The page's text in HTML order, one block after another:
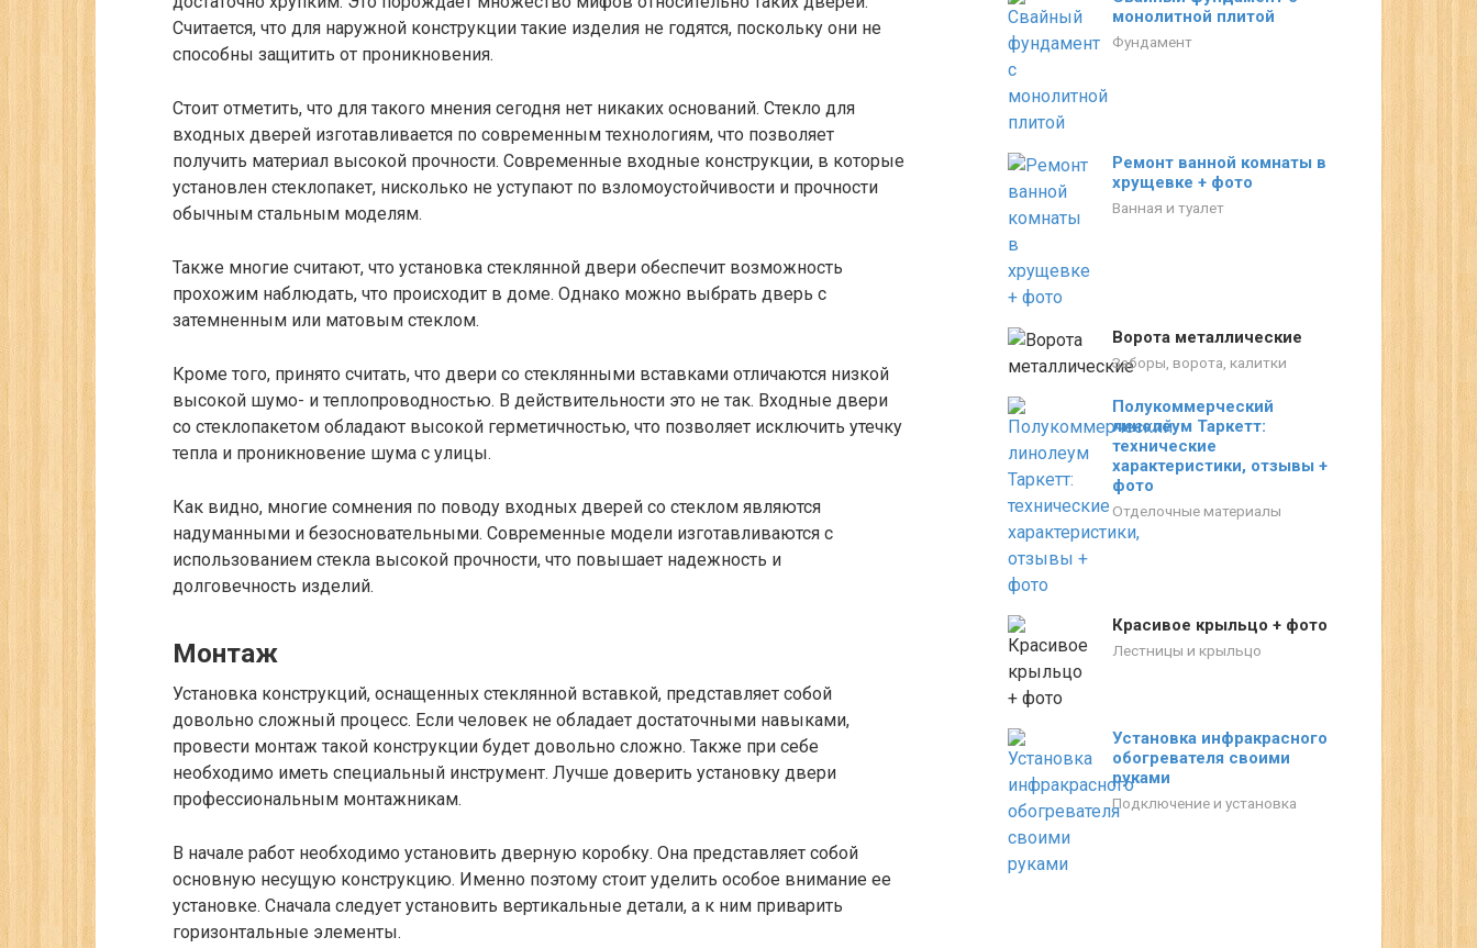
Считается, что для наружной конструкции такие изделия не годятся, поскольку они не
способны защитить от проникновения.
Стоит отметить, что для такого мнения сегодня нет никаких оснований. Стекло для
входных дверей изготавливается по современным технологиям, что позволяет
получить материал высокой прочности. Современные входные конструкции, в которые
установлен стеклопакет, нисколько не уступают по взломоустойчивости и прочности
обычным стальным моделям.
Также многие считают, что установка стеклянной двери обеспечит возможность
прохожим наблюдать, что происходит в доме. Однако можно выбрать дверь с
затемненным или матовым стеклом.
Кроме того, принято считать, что двери со стеклянными вставками отличаются низкой
высокой шумо- и теплопроводностью. В действительности это не так. Входные двери
со стеклопакетом обладают высокой герметичностью, что позволяет исключить утечку
тепла и проникновение шума с улицы.
Как видно, многие сомнения по поводу входных дверей со стеклом являются
надуманными и безосновательными. Современные модели изготавливаются с
использованием стекла высокой прочности, что повышает надежность и
долговечность изделий.
Монтаж
Установка конструкций, оснащенных стеклянной вставкой, представляет собой
довольно сложный процесс. Если человек не обладает достаточными навыками,
провести монтаж такой конструкции будет довольно сложно. Также при себе
необходимо иметь специальный инструмент. Лучше доверить установку двери
профессиональным монтажникам.
В начале работ необходимо установить дверную коробку. Она представляет собой
основную несущую конструкцию. Именно поэтому стоит уделить особое внимание ее
установке. Сначала следует установить вертикальные детали, а к ним приварить
горизонтальные элементы.
монолитной плитой
Фундамент
Ремонт ванной комнаты в
хрущевке + фото
Ванная и туалет
Ворота металлические
Заборы, ворота, калитки
Полукоммерческий
линолеум Таркетт:
технические
характеристики, отзывы +
фото
Отделочные материалы
Красивое крыльцо + фото
Лестницы и крыльцо
Установка инфракрасного
обогревателя своими
руками
Подключение и установка